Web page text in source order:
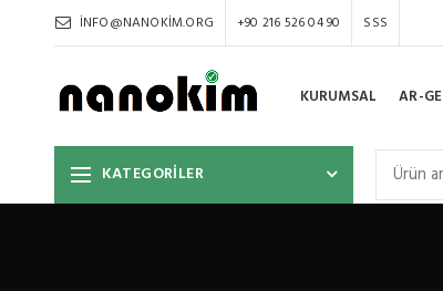
INFO@NANOKIM.ORG +90 216 526 04 90 SSS
KURUMSAL AR-GE
KATEGORİLER